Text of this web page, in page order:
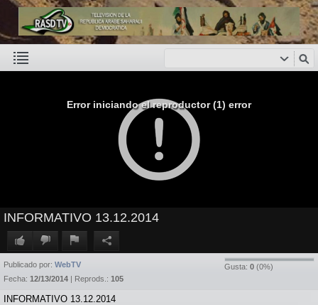
Error iniciando el reproductor (1) error
INFORMATIVO 13.12.2014
Gusta: 0 (0%)
Publicado por: WebTV
Fecha: 12/13/2014 | Reprods.: 105
INFORMATIVO 13.12.2014